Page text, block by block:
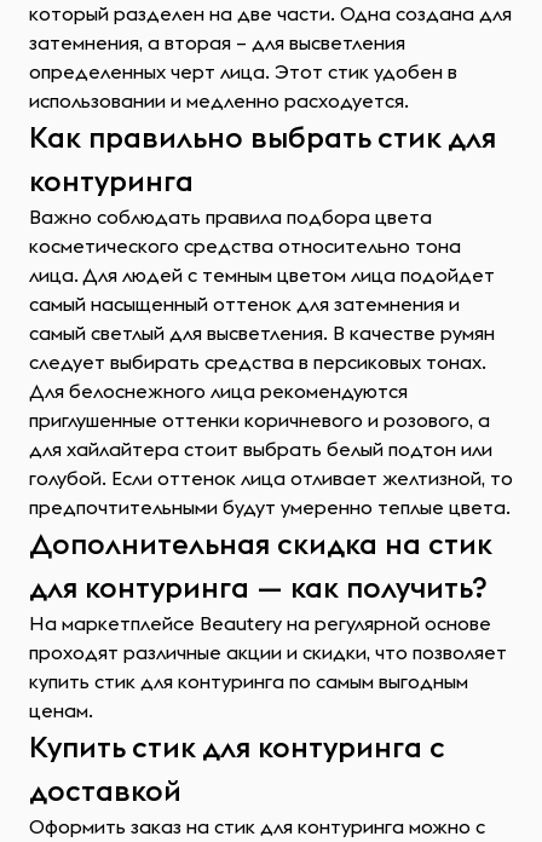
который разделен на две части. Одна создана для
затемнения, а вторая – для высветления
определенных черт лица. Этот стик удобен в
использовании и медленно расходуется.
Как правильно выбрать стик для
контуринга
Важно соблюдать правила подбора цвета
косметического средства относительно тона
лица. Для людей с темным цветом лица подойдет
самый насыщенный оттенок для затемнения и
самый светлый для высветления. В качестве румян
следует выбирать средства в персиковых тонах.
Для белоснежного лица рекомендуются
приглушенные оттенки коричневого и розового, а
для хайлайтера стоит выбрать белый подтон или
голубой. Если оттенок лица отливает желтизной, то
предпочтительными будут умеренно теплые цвета.
Дополнительная скидка на стик
для контуринга — как получить?
На маркетплейсе Beautery на регулярной основе
проходят различные акции и скидки, что позволяет
купить стик для контуринга по самым выгодным
ценам.
Купить стик для контуринга с
доставкой
Оформить заказ на стик для контуринга можно с